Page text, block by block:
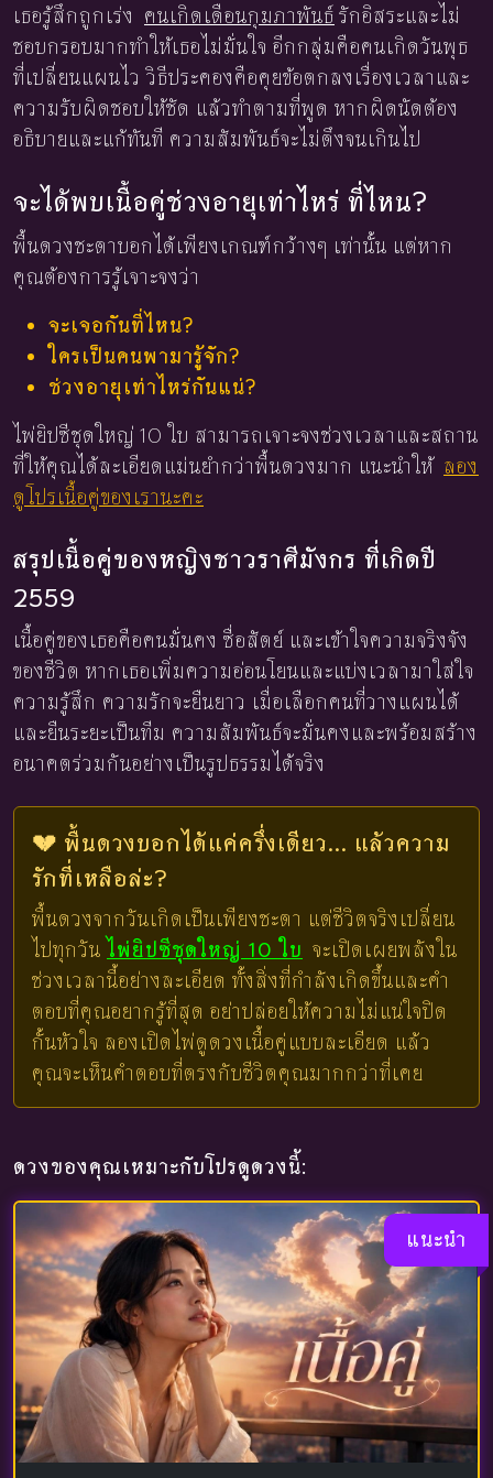
เธอรู้สึกถูกเร่ง คนเกิดเดือนกุมภาพันธ์ รักอิสระและไม่
ชอบกรอบมากทำให้เธอไม่มั่นใจ อีกกลุ่มคือคนเกิดวันพุธ
ที่เปลี่ยนแผนไว วิธีประคองคือคุยข้อตกลงเรื่องเวลาและ
ความรับผิดชอบให้ชัด แล้วทำตามที่พูด หากผิดนัดต้อง
อธิบายและแก้ทันที ความสัมพันธ์จะไม่ตึงจนเกินไป
จะได้พบเนื้อคู่ช่วงอายุเท่าไหร่ ที่ไหน?
พื้นดวงชะตาบอกได้เพียงเกณฑ์กว้างๆ เท่านั้น แต่หาก
คุณต้องการรู้เจาะจงว่า
จะเจอกันที่ไหน?
ใครเป็นคนพามารู้จัก?
ช่วงอายุเท่าไหร่กันแน่?
ไพ่ยิปซีชุดใหญ่ 10 ใบ สามารถเจาะจงช่วงเวลาและสถาน
ที่ให้คุณได้ละเอียดแม่นยำกว่าพื้นดวงมาก แนะนำให้ ลอง
ดูโปรเนื้อคู่ของเรานะคะ
สรุปเนื้อคู่ของหญิงชาวราศีมังกร ที่เกิดปี
2559
เนื้อคู่ของเธอคือคนมั่นคง ซื่อสัตย์ และเข้าใจความจริงจัง
ของชีวิต หากเธอเพิ่มความอ่อนโยนและแบ่งเวลามาใส่ใจ
ความรู้สึก ความรักจะยืนยาว เมื่อเลือกคนที่วางแผนได้
และยืนระยะเป็นทีม ความสัมพันธ์จะมั่นคงและพร้อมสร้าง
อนาคตร่วมกันอย่างเป็นรูปธรรมได้จริง
💔 พื้นดวงบอกได้แค่ครึ่งเดียว... แล้วความ
รักที่เหลือล่ะ?
พื้นดวงจากวันเกิดเป็นเพียงชะตา แต่ชีวิตจริงเปลี่ยน
ไปทุกวัน ไพ่ยิปซีชุดใหญ่ 10 ใบ จะเปิดเผยพลังใน
ช่วงเวลานี้อย่างละเอียด ทั้งสิ่งที่กำลังเกิดขึ้นและคำ
ตอบที่คุณอยากรู้ที่สุด อย่าปล่อยให้ความไม่แน่ใจปิด
กั้นหัวใจ ลองเปิดไพ่ดูดวงเนื้อคู่แบบละเอียด แล้ว
คุณจะเห็นคำตอบที่ตรงกับชีวิตคุณมากกว่าที่เคย
ดวงของคุณเหมาะกับโปรดูดวงนี้:
แนะนำ